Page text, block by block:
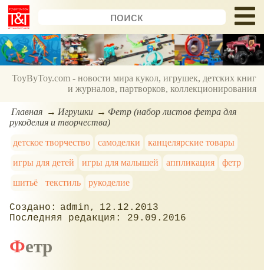
ToyByToy.com - новости мира кукол, игрушек, детских книг
и журналов, партворков, коллекционирования
Главная Игрушки
Фетр (набор листов фетра для
рукоделия и творчества)
детское творчество
самоделки
канцелярские товары
игры для детей
игры для малышей аппликация
фетр
шитьё
текстиль рукоделие
admin
12.12.2013
29.09.2016
Фетр